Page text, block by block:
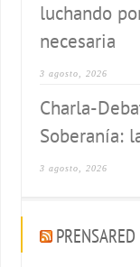
luchando
necesaria
3 agosto, 2026
Charla-
Soberanía:
3 agosto, 2026
PRENSARED